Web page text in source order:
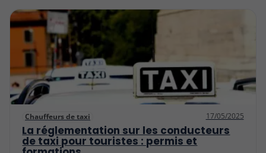
Chauffeurs de taxi 17/05/2025
La réglementation sur les conducteurs
de taxi pour touristes : permis et